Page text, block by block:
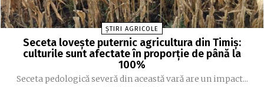
ȘTIRI AGRICOLE
Seceta lovește puternic agricultura din Timiș:
culturile sunt afectate în proporție de până la
100%
Seceta pedologică severă din această vară are un impact...